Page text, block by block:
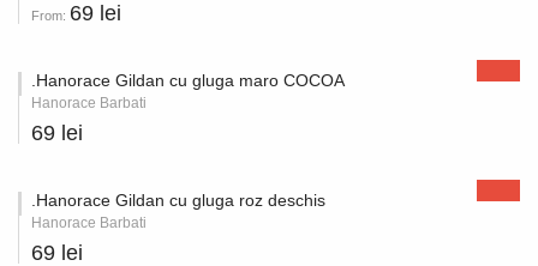
From: 69 lei
.Hanorace Gildan cu gluga maro COCOA
Hanorace Barbati
69 lei
.Hanorace Gildan cu gluga roz deschis
Hanorace Barbati
69 lei